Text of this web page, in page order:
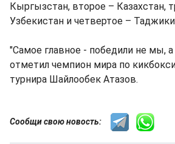
Кыргызстан, второе – Казахстан,
Узбекистан и четвертое –
"Самое главное - победили не мы,
отметил чемпион мира по
турнира Шайлообек Атазов.
Сообщи свою новость: